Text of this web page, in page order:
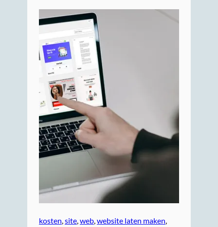
kosten site web website laten maken